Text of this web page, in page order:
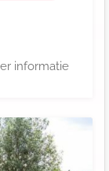
informatie